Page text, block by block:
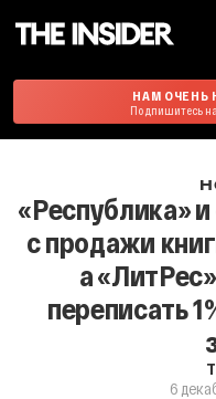
НАМ ОЧЕНЬ
Подпишитесь
«Республика»
с продажи
а
переписать
6